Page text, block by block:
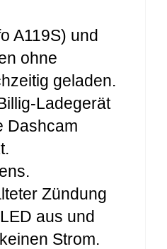
A119S) und
ohne
geladen.
Ladegerät
Dashcam
Zündung
aus und
Strom.